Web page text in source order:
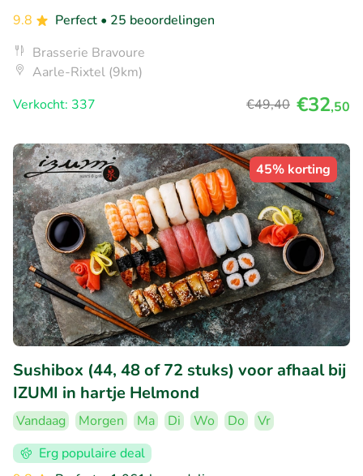
9.8
Perfect • 25 beoordelingen
Brasserie Bravoure
Aarle-Rixtel (9km)
Verkocht: 337
€49,40 €32,50
45% korting
Sushibox (44, 48 of 72 stuks) voor afhaal bij
IZUMI in hartje Helmond
Vandaag Morgen Ma Di Wo Do
Vr
Erg populaire deal